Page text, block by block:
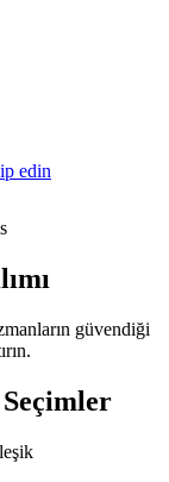
edin
güvendiği